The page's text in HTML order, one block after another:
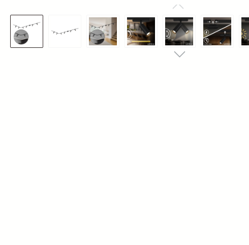
Bildergalerie überspringen